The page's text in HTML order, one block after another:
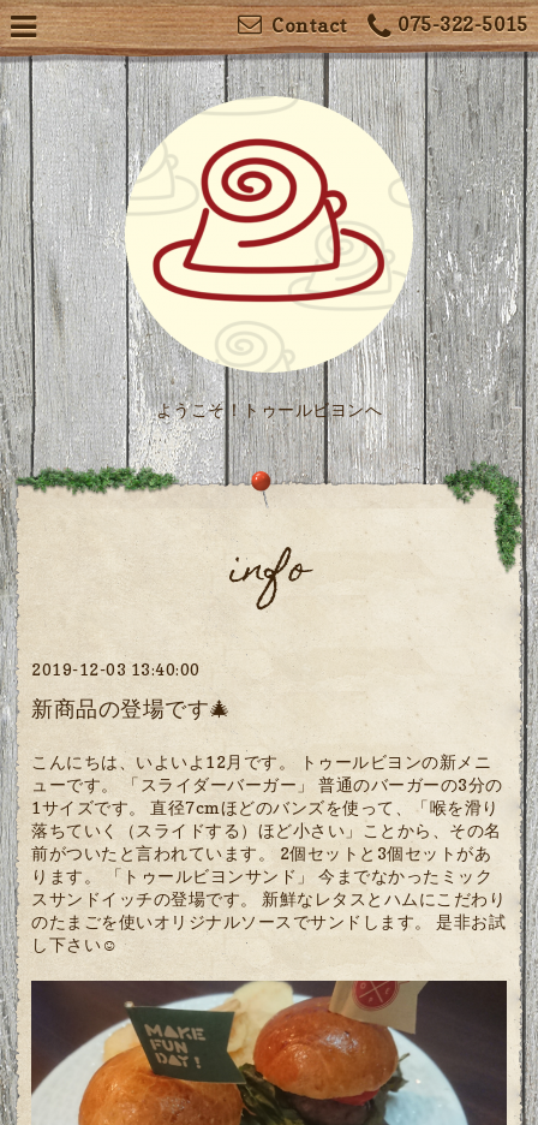
075-322-5015
Contact
ようこそ！トゥールビヨンへ
info
2019-12-03 13:40:00
新商品の登場です🎄
こんにちは、いよいよ12月です。 トゥールビヨンの新メニ
ューです。 「スライダーバーガー」 普通のバーガーの3分の
1サイズです。 直径7cmほどのバンズを使って、「喉を滑り
落ちていく（スライドする）ほど小さい」ことから、その名
前がついたと言われています。 2個セットと3個セットがあ
ります。 「トゥールビヨンサンド」 今までなかったミック
スサンドイッチの登場です。 新鮮なレタスとハムにこだわり
のたまごを使いオリジナルソースでサンドします。 是非お試
し下さい☺️